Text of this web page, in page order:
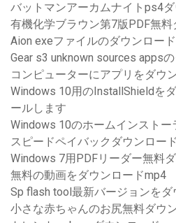
バットマンアーカムナイトps4
有機化学ブラウン第7版PDF無料
Aion exeファイルのダウンロード
Gear s3 unknown sources apps
コンピューターにアプリをダウ
Windows 10用のInstallShieldを
ールします
Windows 10のホームインストー
スピードペイバックダウンロー
Windows 7用PDFリーダー無料
無料の動画をダウンロードmp4
Sp flash tool最新バージョンをダ
小さな赤ちゃんのお尻無料ダウ